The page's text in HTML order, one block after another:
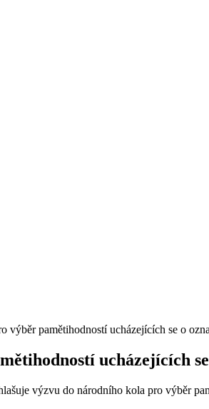
pamětihodností ucházejících se o
ucházejících
výzvu do národního kola pro výběr